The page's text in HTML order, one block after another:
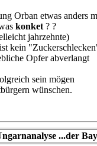
Orban etwas anders
konket ? ?
jahrzehnte)
kein
Opfer abverlangt
sein mögen
wünschen.
...der